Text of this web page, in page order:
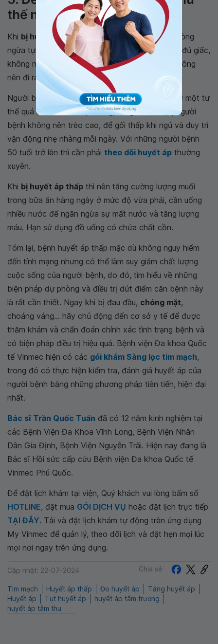
thế nào?
Khi bị huyết áp thấp
, người bệnh cần có thể phòng
ngừa tụt huyết áp thường xuyên bằng cách ngủ đủ giấc,
không nên thức quá khuya và giữ ấm khi ngủ, không
nên đi ra ngoài khi trời nắng.
Người bệnh nếu muốn thay đổi tư thế khi đang ở một tư
thế quá lâu thì cần nhẹ nhàng, từng bước một, người
bệnh không nên trèo cao, để gối thấp khi ngủ và duy trì
vận động nhẹ nhàng mỗi ngày. Với những người bệnh
50 tuổi trở lên thì cần phải theo dõi huyết áp thường
xuyên.
Khi bị huyết áp thấp thì nên tăng cường lượng muối
trong bữa ăn hàng ngày ở mức độ vừa phải, cần uống
nhiều nước để ngăn ngừa sự mất nước và tăng lượng
máu. Hạn sử dụng đồ uống có chứa chất cồn.
Tóm lại, bệnh huyết áp thấp mặc dù không nguy hiểm
đến tính mạng nhưng có thể làm suy giảm chất lượng
cuộc sống của người bệnh, do đó, tìm hiểu về những
biện pháp dự phòng và điều trị dứt điểm căn bệnh này
là rất cần thiết. Ngay khi bị đau đầu, chóng mặt,
choáng váng... hãy chủ động đến cơ sở y tế để được
thăm khám và chẩn đoán chính xác tình trạng bệnh và
có biện pháp điều trị hiệu quả. Bệnh viện Đa khoa Quốc
tế Vinmec hiện có các gói khám Sàng lọc tim mạch,
trong đó có thực hiện kiểm tra, đánh giá huyết áp của
người bệnh bằng những phương pháp tiên tiến, hiện đại
nhất.
Bác sĩ Trần Quốc Tuấn đã có 12 năm kinh nghiệm tại
các Bệnh Viện Đa Khoa Vĩnh Long, Bệnh Viện Nhân
Dân Gia Định, Bệnh Viện Nguyễn Trãi. Hiện nay đang là
Bác sĩ Hồi sức cấp cứu Bệnh viện Đa khoa Quốc tế
Vinmec Phú Quốc.
Để đặt lịch khám tại viện, Quý khách vui lòng bấm số
HOTLINE, đặt mua GÓI DỊCH VỤ hoặc đặt lịch trực tiếp
TẠI ĐÂY. Tải và đặt lịch khám tự động trên ứng dụng
My Vinmec để quản lý, theo dõi lịch và đặt hẹn mọi lúc
mọi nơi ngay trên ứng dụng.
Cập nhật: 22-07-2024 Chia sẻ
Tim mạch Huyết áp thấp Đo huyết áp
Tăng huyết áp
Huyết áp
Tụt huyết áp
huyết áp tâm trương
huyết áp tâm thu